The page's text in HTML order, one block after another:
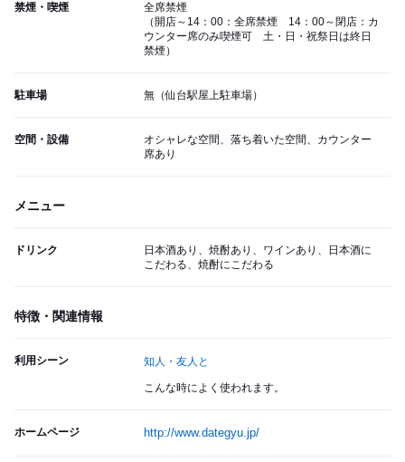
禁煙・喫煙
全席禁煙
（開店～14：00：全席禁煙 14：00～閉店：カ
ウンター席のみ喫煙可 土・日・祝祭日は終日
禁煙）
駐車場 無（仙台駅屋上駐車場）
空間・設備
オシャレな空間、落ち着いた空間、カウンター
席あり
メニュー
ドリンク
日本酒あり、焼酎あり、ワインあり、日本酒に
こだわる、焼酎にこだわる
特徴・関連情報
利用シーン 知人・友人と
こんな時によく使われます。
ホームページ http://www.dategyu.jp/